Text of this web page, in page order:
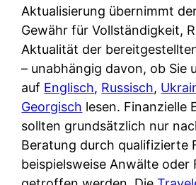
n
r
u
s
s
i
s
c
h
t
i
r
k
c
S
c
h
u
t
z
d
e
r
F
Aktualisierung übernimmt
Gewähr für Vollständigkeit,
Aktualität der
– unabhängig davon, ob Sie
auf Englisch, Russisch,
Georgisch lesen. Finanzielle
sollten grundsätzlich nur
Beratung durch qualifizierte
beispielsweise Anwälte oder